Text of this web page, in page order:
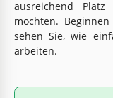
ausreichend
möchten.
sehen Sie, wie
arbeiten.